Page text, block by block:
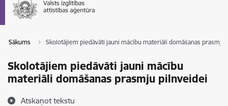
Sākums Skolotājiem piedāvāti jauni mācību materiāli domāšanas prasmju
Skolotājiem piedāvāti jauni mācību
materiāli domāšanas prasmju pilnveidei
Atskaņot tekstu